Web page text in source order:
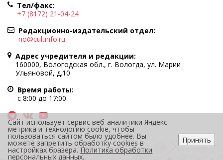
Учредитель КУ ВО «Информационно-аналитический центр
культуры»
Адрес учредителя и редакции: 160000, Вологодская обл., г.
Вологда, ул. Марии Ульяновой, д.10
Главный редактор — Легчанова Елена Григорьевна
Политика в отношении обработки персональных данных
При полном или частичном использовании информации
портала гиперссылка на cultinfo.ru обязательна.
Редакция не несет ответственности за достоверность
информации, содержащейся в рекламных объявлениях.
12+
Тел/факс:
+7 (8172) 21-04-24
Редакционно-издательский отдел:
rio@cultinfo.ru
Адрес учредителя и редакции:
160000, Вологодская обл., г. Вологда, ул. Марии
Ульяновой, д.10
Время работы:
с 8:00 до 17:00
Сайт использует сервис веб-аналитики Яндекс
метрика и технологию cookie, чтобы
пользоваться сайтом было удобнее. Вы
можете запретить обработку cookies в
настройках бразера. Политика обработки
персональных данных.
Принять